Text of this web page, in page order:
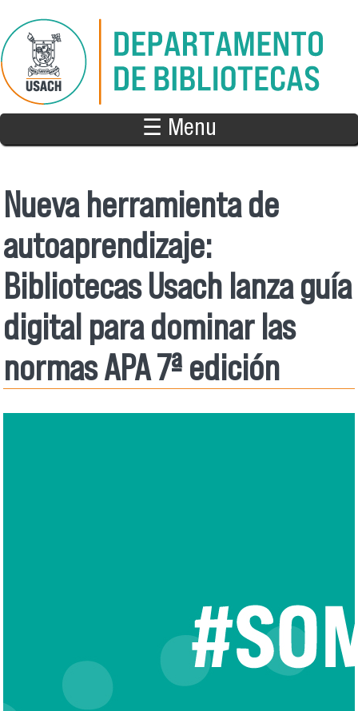
☰ Menu
Nueva herramienta de
autoaprendizaje:
Bibliotecas Usach lanza guía
digital para dominar las
normas APA 7ª edición